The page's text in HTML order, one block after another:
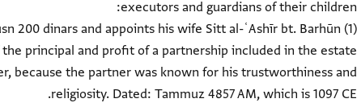
200 dinars and appoints his wife Sitt al-ʿAshīr bt. Barhūn
principal and profit of a partnership included in the estate
because the partner was known for his trustworthiness and